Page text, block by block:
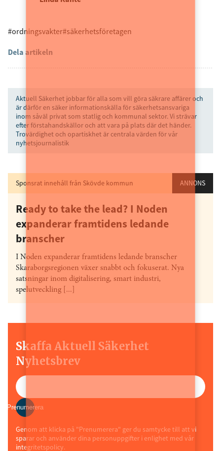
#ordningsvakter#säkerhetsföretagen
Dela artikeln
Aktuell Säkerhet jobbar för alla som vill göra säkrare affärer och
är därför en säker informationskälla för säkerhetsansvariga
inom såväl privat som statlig och kommunal sektor. Vi strävar
efter förstahandskällor och att vara på plats där det händer.
Trovärdighet och opartiskhet är centrala värden för vår
nyhetsjournalistik
Sponsrat innehåll från Skövde kommun ANNONS
Ready to take the lead? I Noden
expanderar framtidens ledande
branscher
I Noden expanderar framtidens ledande branscher
Skaraborgsregionen växer snabbt och fokuserat. Nya
satsningar inom digitalisering, smart industri,
spelutveckling [...]
Skaffa Aktuell Säkerhet
Nyhetsbrev
Prenumerera
Genom att klicka på "Prenumerera" ger du samtycke till att vi
sparar och använder dina personuppgifter i enlighet med vår
integritetspolicy.